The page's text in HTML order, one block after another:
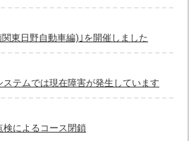
東日野自動車編)｣を開催しました
ステムでは現在障害が発生しています
によるコース閉鎖